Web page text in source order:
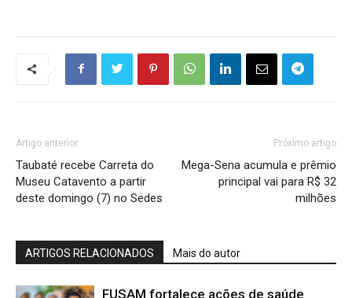
Artigo anterior
Taubaté recebe Carreta do
Museu Catavento a partir
deste domingo (7) no Sedes
Próximo artigo
Mega-Sena acumula e prêmio
principal vai para R$ 32
milhões
ARTIGOS RELACIONADOS Mais do autor
FUSAM fortalece ações de saúde